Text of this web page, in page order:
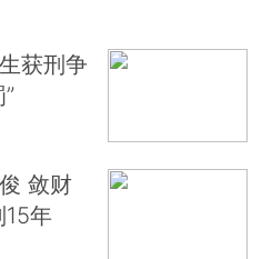
获刑争
敛财
年